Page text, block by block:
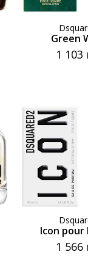
Green
1 103
Icon pour
1 566